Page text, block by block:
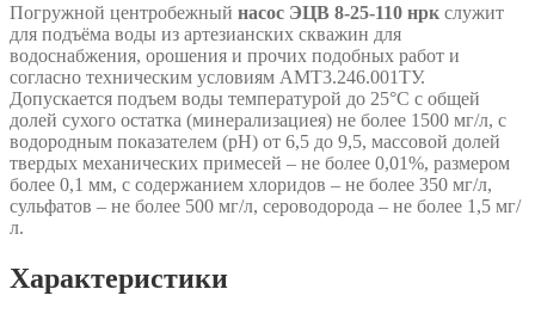
Погружной центробежный насос ЭЦВ 8-25-110 нрк служит
для подъёма воды из артезианских скважин для
водоснабжения, орошения и прочих подобных работ и
согласно техническим условиям АМТ3.246.001ТУ.
Допускается подъем воды температурой до 25°С с общей
долей сухого остатка (минерализациея) не более 1500 мг/л, с
водородным показателем (рН) от 6,5 до 9,5, массовой долей
твердых механических примесей – не более 0,01%, размером
более 0,1 мм, с содержанием хлоридов – не более 350 мг/л,
сульфатов – не более 500 мг/л, сероводорода – не более 1,5 мг/
л.
Характеристики